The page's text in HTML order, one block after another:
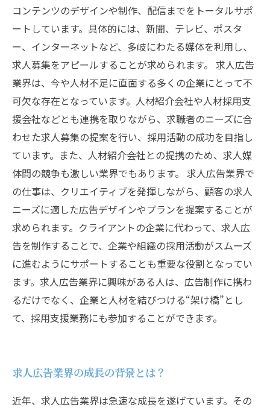
コンテンツのデザインや制作、配信までをトータルサポ
ートしています。具体的には、新聞、テレビ、ポスタ
ー、インターネットなど、多岐にわたる媒体を利用し、
求人募集をアピールすることが求められます。 求人広告
業界は、今や人材不足に直面する多くの企業にとって不
可欠な存在となっています。人材紹介会社や人材採用支
援会社などとも連携を取りながら、求職者のニーズに合
わせた求人募集の提案を行い、採用活動の成功を目指し
ています。また、人材紹介会社との提携のため、求人媒
体間の競争も激しい業界でもあります。 求人広告業界で
の仕事は、クリエイティブを発揮しながら、顧客の求人
ニーズに適した広告デザインやプランを提案することが
求められます。クライアントの企業に代わって、求人広
告を制作することで、企業や組織の採用活動がスムーズ
に進むようにサポートすることも重要な役割となってい
ます。求人広告業界に興味がある人は、広告制作に携わ
るだけでなく、企業と人材を結びつける“架け橋”とし
て、採用支援業務にも参加することができます。
求人広告業界の成長の背景とは？
近年、求人広告業界は急速な成長を遂げています。その